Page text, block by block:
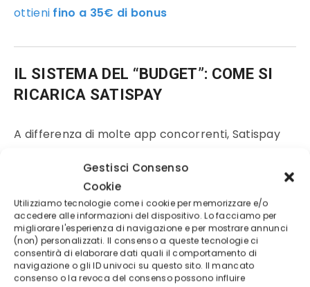
Gestisci Consenso
Cookie
Utilizziamo tecnologie come i cookie per memorizzare e/o
accedere alle informazioni del dispositivo. Lo facciamo per
migliorare l'esperienza di navigazione e per mostrare annunci
(non) personalizzati. Il consenso a queste tecnologie ci
consentirà di elaborare dati quali il comportamento di
navigazione o gli ID univoci su questo sito. Il mancato
consenso o la revoca del consenso possono influire
ottieni fino a 35€ di bonus
IL SISTEMA DEL “BUDGET”: COME SI
RICARICA SATISPAY
A differenza di molte app concorrenti, Satispay
tratta di una ricarica manuale continua, ma di un
meccanismo automatico.
Imposti una soglia di spesa settimanale e l’app si
occupa del resto: